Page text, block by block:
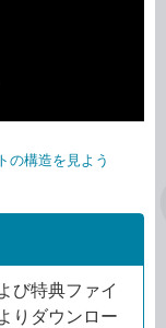
の構造を見よう
び特典ファイ
りダウンロー